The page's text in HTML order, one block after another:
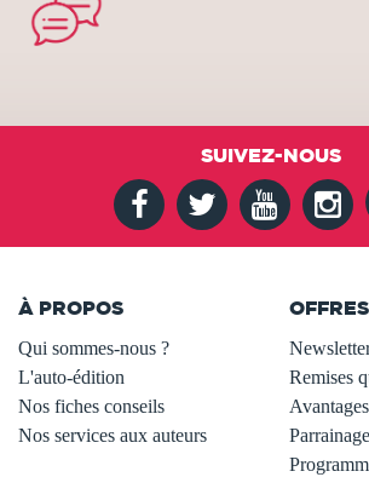
SUIVEZ-NOUS
À PROPOS
Qui sommes-nous ?
L'auto-édition
Nos fiches conseils
Nos services aux auteurs
OFFRES
Remises